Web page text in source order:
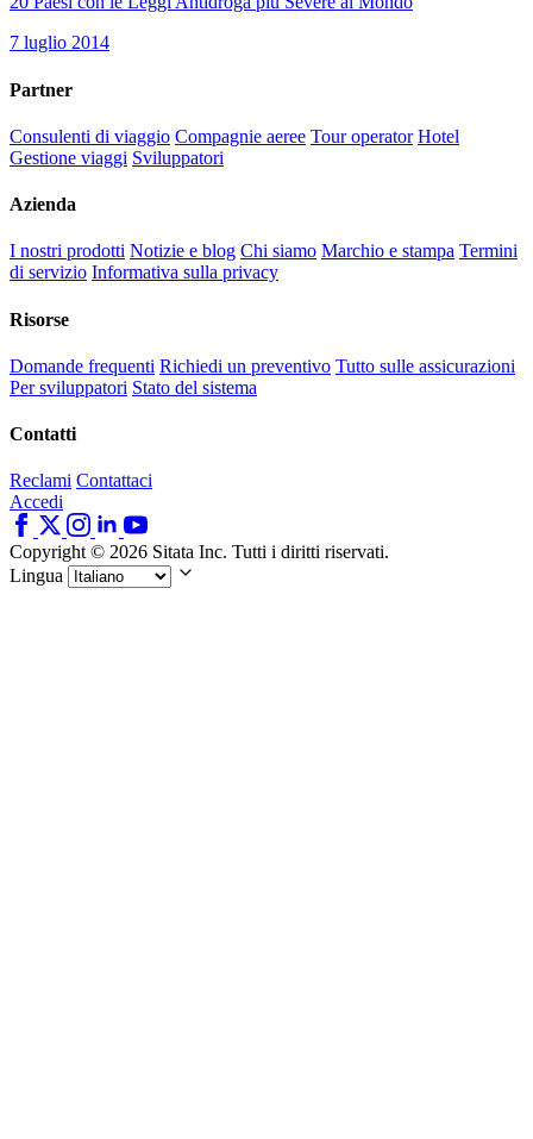
7 luglio 2014
Partner
Consulenti di viaggio Compagnie aeree Tour operator Hotel
Gestione viaggi Sviluppatori
Azienda
I nostri prodotti Notizie e blog Chi siamo Marchio e stampa Termini
di servizio Informativa sulla privacy
Risorse
Domande frequenti Richiedi un preventivo Tutto sulle assicurazioni
Per sviluppatori Stato del sistema
Contatti
Reclami Contattaci
Accedi
Copyright © 2026 Sitata Inc. Tutti i diritti riservati.
Lingua